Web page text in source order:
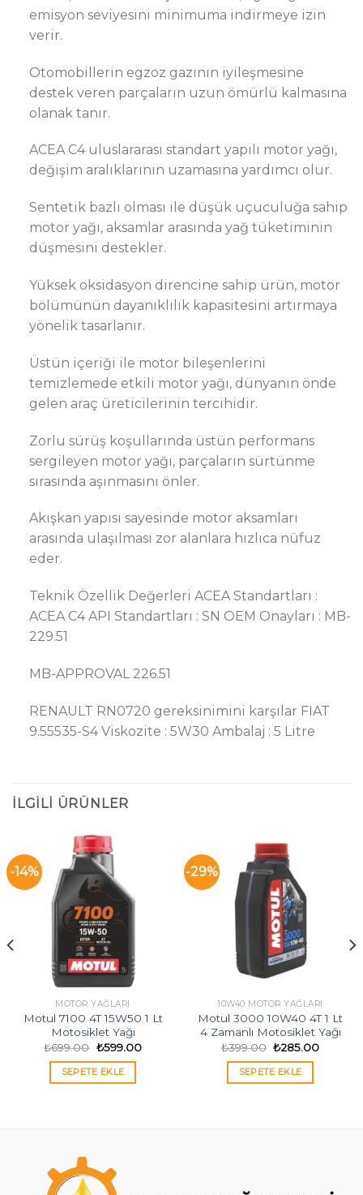
emisyon seviyesini minimuma indirmeye izin
verir.
Otomobillerin egzoz gazının iyileşmesine
destek veren parçaların uzun ömürlü kalmasına
olanak tanır.
ACEA C4 uluslararası standart yapılı motor yağı,
değişim aralıklarının uzamasına yardımcı olur.
Sentetik bazlı olması ile düşük uçuculuğa sahip
motor yağı, aksamlar arasında yağ tüketiminin
düşmesini destekler.
Yüksek oksidasyon direncine sahip ürün, motor
bölümünün dayanıklılık kapasitesini artırmaya
yönelik tasarlanır.
Üstün içeriği ile motor bileşenlerini
temizlemede etkili motor yağı, dünyanın önde
gelen araç üreticilerinin tercihidir.
Zorlu sürüş koşullarında üstün performans
sergileyen motor yağı, parçaların sürtünme
sırasında aşınmasını önler.
Akışkan yapısı sayesinde motor aksamları
arasında ulaşılması zor alanlara hızlıca nüfuz
eder.
Teknik Özellik Değerleri ACEA Standartları :
ACEA C4 API Standartları : SN OEM Onayları : MB-
229.51
MB-APPROVAL 226.51
RENAULT RN0720 gereksinimini karşılar FIAT
9.55535-S4 Viskozite : 5W30 Ambalaj : 5 Litre
İLGILI ÜRÜNLER
-14%
MOTOR YAĞLARI
Motul 7100 4T 15W50 1 Lt
Motosiklet Yağı
₺699.00 Orijinal
₺699.00.
₺599.00Şu
SEPETE EKLE
-29%
10W40 MOTOR YAĞLARI
Motul 3000 10W40 4T 1 Lt
4 Zamanlı Motosiklet Yağı
₺399.00 Orijinal
₺399.00.
₺285.00Şu
SEPETE EKLE